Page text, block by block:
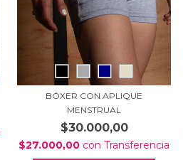
BÓXER CON APLIQUE
MENSTRUAL
$30.000,00
$27.000,00 con Transferencia